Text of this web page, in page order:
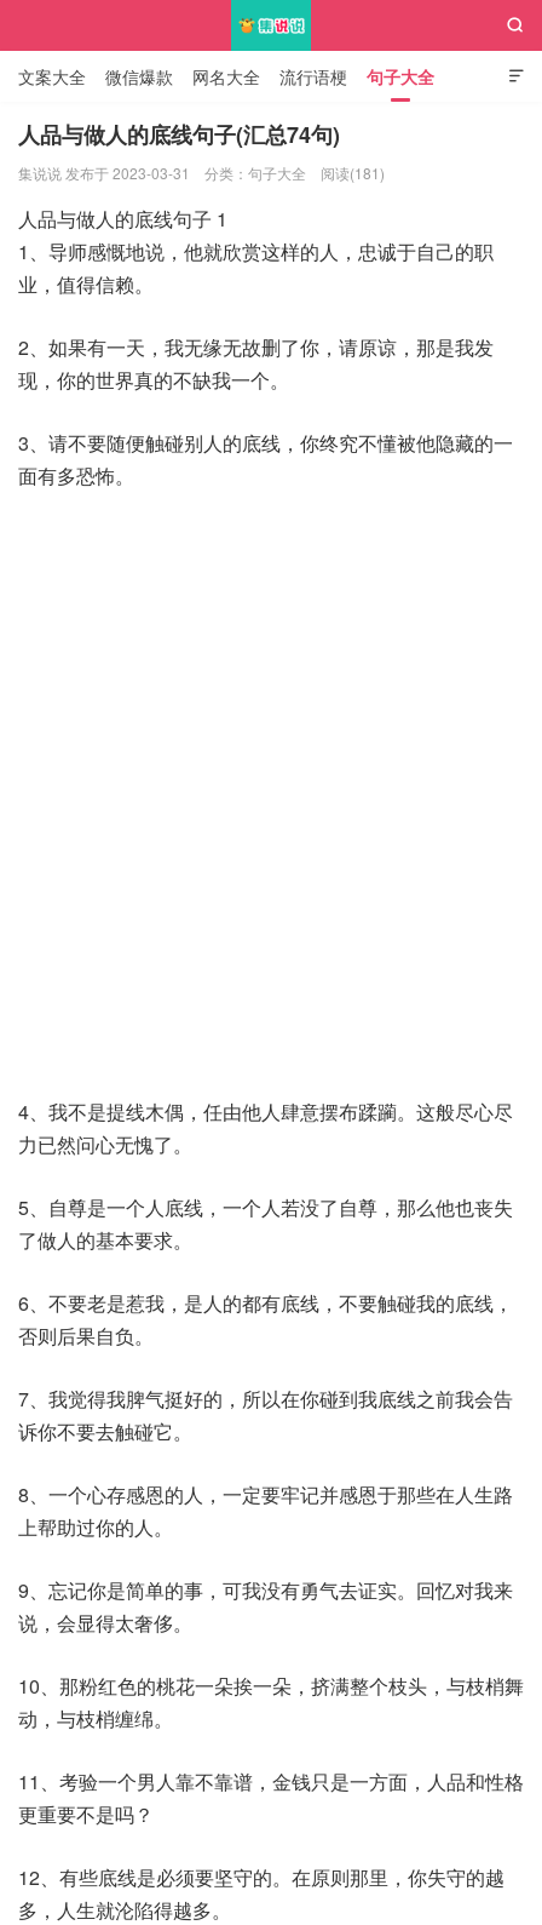

文案大全 微信爆款 网名大全 流行语梗 句子大全
知识大全

人品与做人的底线句子(汇总74句)
集说说 发布于 2023-03-31 分类： 句子大全 阅读(181)
人品与做人的底线句子 1
1、导师感慨地说，他就欣赏这样的人，忠诚于自己的职
业，值得信赖。
2、如果有一天，我无缘无故删了你，请原谅，那是我发
现，你的世界真的不缺我一个。
3、请不要随便触碰别人的底线，你终究不懂被他隐藏的一
面有多恐怖。
4、我不是提线木偶，任由他人肆意摆布蹂躏。这般尽心尽
力已然问心无愧了。
5、自尊是一个人底线，一个人若没了自尊，那么他也丧失
了做人的基本要求。
6、不要老是惹我，是人的都有底线，不要触碰我的底线，
否则后果自负。
7、我觉得我脾气挺好的，所以在你碰到我底线之前我会告
诉你不要去触碰它。
8、一个心存感恩的人，一定要牢记并感恩于那些在人生路
上帮助过你的人。
9、忘记你是简单的事，可我没有勇气去证实。回忆对我来
说，会显得太奢侈。
10、那粉红色的桃花一朵挨一朵，挤满整个枝头，与枝梢舞
动，与枝梢缠绵。
11、考验一个男人靠不靠谱，金钱只是一方面，人品和性格
更重要不是吗？
12、有些底线是必须要坚守的。在原则那里，你失守的越
多，人生就沦陷得越多。